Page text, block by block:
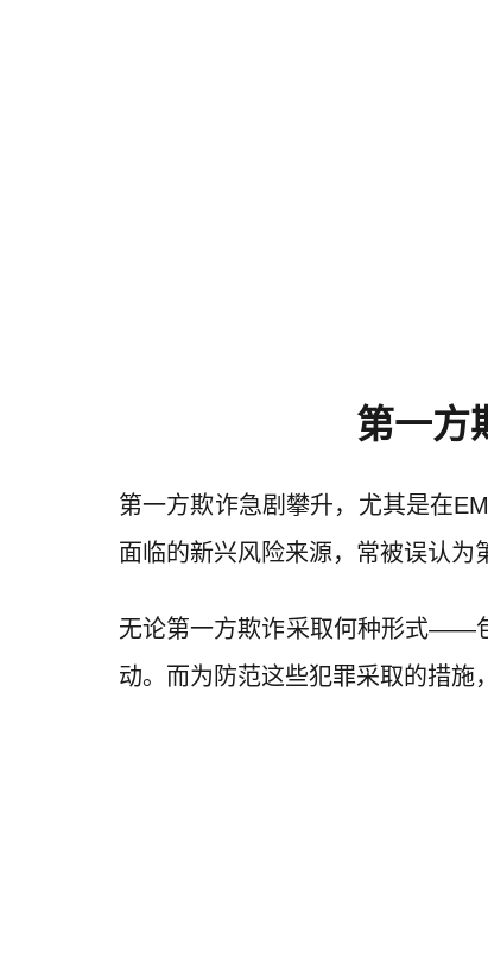
第一方
第一方欺诈急剧攀升，尤其是在
面临的新兴风险来源，常被误认为
无论第一方欺诈采取何种形式——
动。而为防范这些犯罪采取的措施